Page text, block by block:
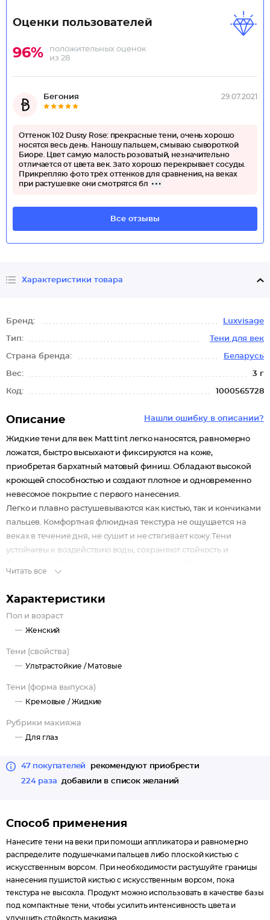
Оценки пользователей
96%
положительных оценок
из 28
Бегония 29.07.2021
Оттенок 102 Dusty Rose: прекрасные тени, очень хорошо
носятся весь день. Наношу пальцем, смываю сывороткой
Биоре. Цвет самую малость розоватый, незначительно
отличается от цвета век. Зато хорошо перекрывает сосуды.
Прикрепляю фото трёх оттенков для сравнения, на веках
при растушевке они смотрятся бл
Все отзывы
Характеристики товара
Бренд: Luxvisage
Тип: Тени для век
Страна бренда: Беларусь
Вес: 3 г
Код: 1000565728
Нашли ошибку в описании?
Описание
Жидкие тени для век Matt tint легко наносятся, равномерно
ложатся, быстро высыхают и фиксируются на коже,
приобретая бархатный матовый финиш. Обладают высокой
кроющей способностью и создают плотное и одновременно
невесомое покрытие с первого нанесения.
Легко и плавно растушевываются как кистью, так и кончиками
пальцев. Комфортная флюидная текстура не ощущается на
веках в течение дня, не сушит и не стягивает кожу.Тени
устойчивы к воздействию воды, сохраняют стойкость и
трескаются.
Удобный плоский мягкий аппликатор обеспечивает
комфортное и точное нанесение оптимального количества
теней точечно или на всю поверхность века.
Палитра из 6 нежных оттенков подчеркнет выразительность
тона идеально подходят для создания макияжа в стиле нюд и
повседневного экспресс-макияжа.
легкая растушевка
не скатываются, не отпечатываются
Читать все
Характеристики
Пол и возраст
Женский
Тени (свойства)
Ультрастойкие / Матовые
Тени (форма выпуска)
Кремовые /Жидкие
Рубрики макияжа
Для глаз
47 покупателей
рекомендуют приобрести
224 раза
добавили в список желаний
Способ применения
Нанесите тени на веки при помощи аппликатора и равномерно
распределите подушечками пальцев либо плоской кистью с
искусственным ворсом. При необходимости растушуйте границы
нанесения пушистой кистью с искусственным ворсом, пока
текстура не высохла. Продукт можно использовать в качестве базы
под компактные тени, чтобы усилить интенсивность цвета и
улучшить стойкость макияжа.